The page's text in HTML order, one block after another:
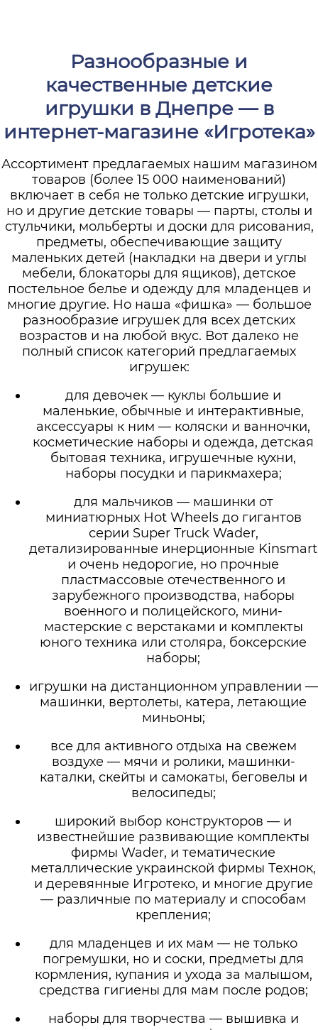
Разнообразные и
качественные детские
игрушки в Днепре — в
интернет-магазине «Игротека»
Ассортимент предлагаемых нашим магазином
товаров (более 15 000 наименований)
включает в себя не только детские игрушки,
но и другие детские товары — парты, столы и
стульчики, мольберты и доски для рисования,
предметы, обеспечивающие защиту
маленьких детей (накладки на двери и углы
мебели, блокаторы для ящиков), детское
постельное белье и одежду для младенцев и
многие другие. Но наша «фишка» — большое
разнообразие игрушек для всех детских
возрастов и на любой вкус. Вот далеко не
полный список категорий предлагаемых
игрушек:
для девочек — куклы большие и
маленькие, обычные и интерактивные,
аксессуары к ним — коляски и ванночки,
косметические наборы и одежда, детская
бытовая техника, игрушечные кухни,
наборы посудки и парикмахера;
для мальчиков — машинки от
миниатюрных Hot Wheels до гигантов
серии Super Truck Wader,
детализированные инерционные Kinsmart
и очень недорогие, но прочные
пластмассовые отечественного и
зарубежного производства, наборы
военного и полицейского, мини-
мастерские с верстаками и комплекты
юного техника или столяра, боксерские
наборы;
игрушки на дистанционном управлении —
машинки, вертолеты, катера, летающие
миньоны;
все для активного отдыха на свежем
воздухе — мячи и ролики, машинки-
каталки, скейты и самокаты, беговелы и
велосипеды;
широкий выбор конструкторов — и
известнейшие развивающие комплекты
фирмы Wader, и тематические
металлические украинской фирмы Технок,
и деревянные Игротеко, и многие другие
— различные по материалу и способам
крепления;
для младенцев и их мам — не только
погремушки, но и соски, предметы для
кормления, купания и ухода за малышом,
средства гигиены для мам после родов;
наборы для творчества — вышивка и